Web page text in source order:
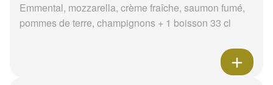
Emmental, mozzarella, crème fraîche, saumon fumé,
pommes de terre, champignons + 1 boisson 33 cl